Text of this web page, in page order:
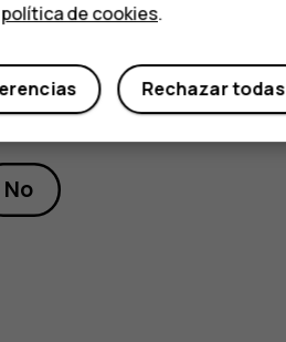
útil?
No
política de cookies.
Rechazar todas